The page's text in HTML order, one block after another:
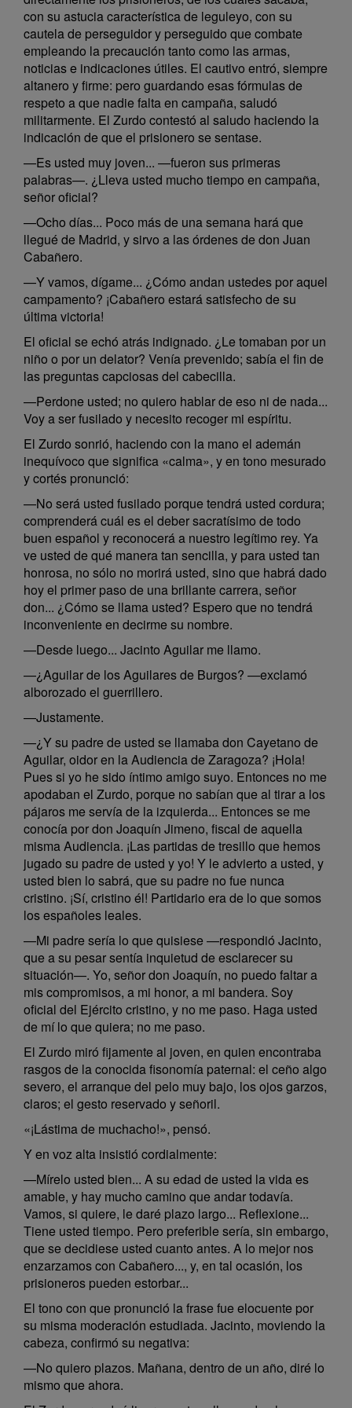
con su astucia característica de leguleyo, con su
cautela de perseguidor y perseguido que combate
empleando la precaución tanto como las armas,
noticias e indicaciones útiles. El cautivo entró, siempre
altanero y firme: pero guardando esas fórmulas de
respeto a que nadie falta en campaña, saludó
militarmente. El Zurdo contestó al saludo haciendo la
indicación de que el prisionero se sentase.
—Es usted muy joven... —fueron sus primeras
palabras—. ¿Lleva usted mucho tiempo en campaña,
señor oficial?
—Ocho días... Poco más de una semana hará que
llegué de Madrid, y sirvo a las órdenes de don Juan
Cabañero.
—Y vamos, dígame... ¿Cómo andan ustedes por aquel
campamento? ¡Cabañero estará satisfecho de su
última victoria!
El oficial se echó atrás indignado. ¿Le tomaban por un
niño o por un delator? Venía prevenido; sabía el fin de
las preguntas capciosas del cabecilla.
—Perdone usted; no quiero hablar de eso ni de nada...
Voy a ser fusilado y necesito recoger mi espíritu.
El Zurdo sonrió, haciendo con la mano el ademán
inequívoco que significa «calma», y en tono mesurado
y cortés pronunció:
—No será usted fusilado porque tendrá usted cordura;
comprenderá cuál es el deber sacratísimo de todo
buen español y reconocerá a nuestro legítimo rey. Ya
ve usted de qué manera tan sencilla, y para usted tan
honrosa, no sólo no morirá usted, sino que habrá dado
hoy el primer paso de una brillante carrera, señor
don... ¿Cómo se llama usted? Espero que no tendrá
inconveniente en decirme su nombre.
—Desde luego... Jacinto Aguilar me llamo.
—¿Aguilar de los Aguilares de Burgos? —exclamó
alborozado el guerrillero.
—Justamente.
—¿Y su padre de usted se llamaba don Cayetano de
Aguilar, oidor en la Audiencia de Zaragoza? ¡Hola!
Pues si yo he sido íntimo amigo suyo. Entonces no me
apodaban el Zurdo, porque no sabían que al tirar a los
pájaros me servía de la izquierda... Entonces se me
conocía por don Joaquín Jimeno, fiscal de aquella
misma Audiencia. ¡Las partidas de tresillo que hemos
jugado su padre de usted y yo! Y le advierto a usted, y
usted bien lo sabrá, que su padre no fue nunca
cristino. ¡Sí, cristino él! Partidario era de lo que somos
los españoles leales.
—Mi padre sería lo que quisiese —respondió Jacinto,
que a su pesar sentía inquietud de esclarecer su
situación—. Yo, señor don Joaquín, no puedo faltar a
mis compromisos, a mi honor, a mi bandera. Soy
oficial del Ejército cristino, y no me paso. Haga usted
de mí lo que quiera; no me paso.
El Zurdo miró fijamente al joven, en quien encontraba
rasgos de la conocida fisonomía paternal: el ceño algo
severo, el arranque del pelo muy bajo, los ojos garzos,
claros; el gesto reservado y señoril.
«¡Lástima de muchacho!», pensó.
Y en voz alta insistió cordialmente:
—Mírelo usted bien... A su edad de usted la vida es
amable, y hay mucho camino que andar todavía.
Vamos, si quiere, le daré plazo largo... Reflexione...
Tiene usted tiempo. Pero preferible sería, sin embargo,
que se decidiese usted cuanto antes. A lo mejor nos
enzarzamos con Cabañero..., y, en tal ocasión, los
prisioneros pueden estorbar...
El tono con que pronunció la frase fue elocuente por
su misma moderación estudiada. Jacinto, moviendo la
cabeza, confirmó su negativa:
—No quiero plazos. Mañana, dentro de un año, diré lo
mismo que ahora.